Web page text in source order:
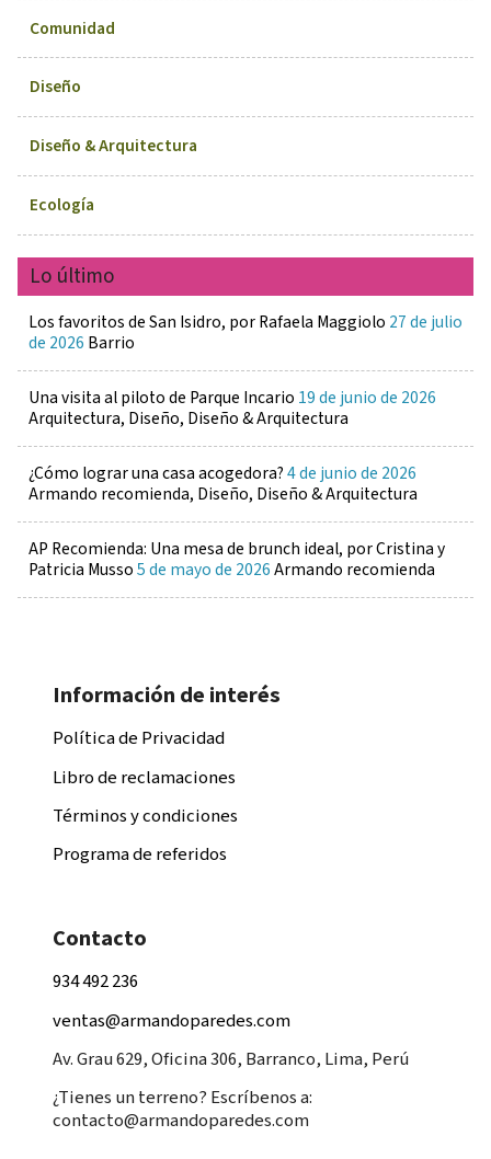
Comunidad
Diseño
Diseño & Arquitectura
Ecología
Lo último
Los favoritos de San Isidro, por Rafaela Maggiolo 27 de julio
de 2026 Barrio
Una visita al piloto de Parque Incario 19 de junio de 2026
Arquitectura, Diseño, Diseño & Arquitectura
¿Cómo lograr una casa acogedora?4 de junio de 2026
Armando recomienda, Diseño, Diseño & Arquitectura
AP Recomienda: Una mesa de brunch ideal, por Cristina y
Patricia Musso5 de mayo de 2026Armando recomienda
Información de interés
Política de Privacidad
Libro de reclamaciones
Términos y condiciones
Programa de referidos
Contacto
934 492 236
ventas@armandoparedes.com
Av. Grau 629, Oficina 306, Barranco, Lima, Perú
¿Tienes un terreno? Escríbenos a:
contacto@armandoparedes.com